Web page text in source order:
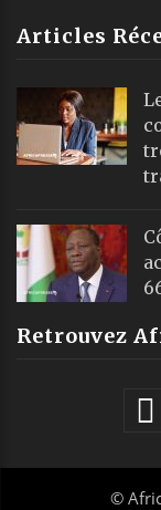
Articles
Retrouvez
©